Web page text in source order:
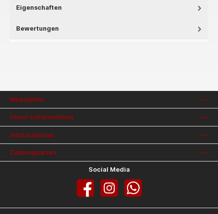
Eigenschaften
Bewertungen
Newsletter
Unser Unternehmen
Informationen
Zahlungsarten
Social Media
Facebook InstagramWhatsApp